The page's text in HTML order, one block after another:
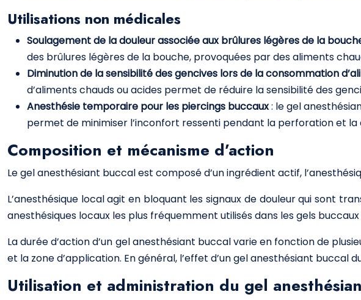
Utilisations non médicales
Soulagement de la douleur associée aux brûlures légères de la
des brûlures légères de la bouche, provoquées par des aliments
Diminution de la sensibilité des gencives lors de la consommation
d’aliments chauds ou acides permet de réduire la sensibilité des
Anesthésie temporaire pour les piercings buccaux: le gel
permet de minimiser l’inconfort ressenti pendant la perforation et la
Composition et mécanisme d’action
Le gel anesthésiant buccal est composé d’un ingrédient actif,
L’anesthésique local agit en bloquant les signaux de douleur qui sont
anesthésiques locaux les plus fréquemment utilisés dans les gels
La durée d’action d’un gel anesthésiant buccal varie en fonction de
et la zone d’application. En général, l’effet d’un gel anesthésiant buccal
Utilisation et administration du gel